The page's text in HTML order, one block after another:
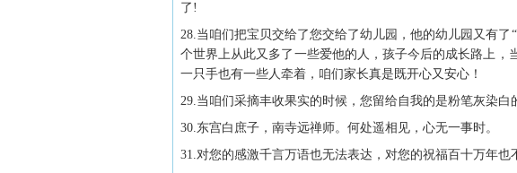
了!
28.当咱们把宝贝交给了您交给了幼儿园，他的幼儿园又有
个世界上从此又多了一些爱他的人，孩子今后的成长路上
一只手也有一些人牵着，咱们家长真是既开心又安心！
29.当咱们采摘丰收果实的时候，您留给自我的是粉笔灰染白
30.东宫白庶子，南寺远禅师。何处遥相见，心无一事时。
31.对您的感激千言万语也无法表达，对您的祝福百十万年